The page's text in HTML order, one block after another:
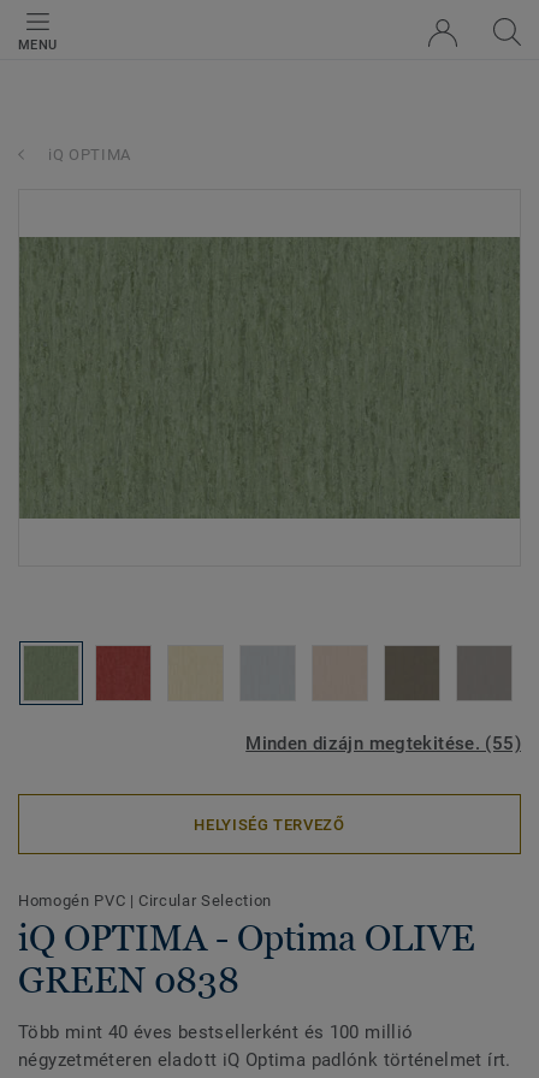
MENU
iQ OPTIMA
Minden dizájn megtekitése. (55)
HELYISÉG TERVEZŐ
Homogén PVC | Circular Selection
iQ OPTIMA - Optima OLIVE
GREEN 0838
Több mint 40 éves bestsellerként és 100 millió
négyzetméteren eladott iQ Optima padlónk történelmet írt.